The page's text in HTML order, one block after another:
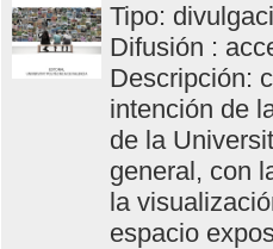
Tipo:
Difusión :
Descripción:
intención de
de la
general, con
la
espacio